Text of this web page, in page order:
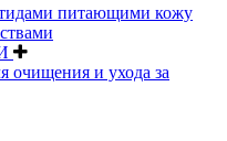
питающими кожу
очищения и ухода за